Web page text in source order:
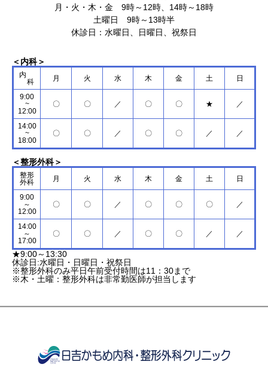
月・火・木・金 9時～12時、14時～18時
土曜日 9時～13時半
休診日：水曜日、日曜日、祝祭日
＜内科＞
内
科
月 火 水 木 金 土 日
9:00
~
12:00
〇 〇 ／ 〇 〇 ★ ／
14:00
~
18:00
〇 〇 ／ 〇 〇 ／ ／
＜整形外科＞
整形
外科
月 火 水 木 金 土 日
9:00
～
12:00
〇 〇 ／ 〇 〇 〇 ／
14:00
～
17:00
〇 〇 ／ 〇 〇 ／ ／
★9:00～13:30
休診日:水曜日・日曜日・祝祭日
※整形外科のみ平日午前受付時間は11：30まで
※木・土曜：整形外科は非常勤医師が担当します